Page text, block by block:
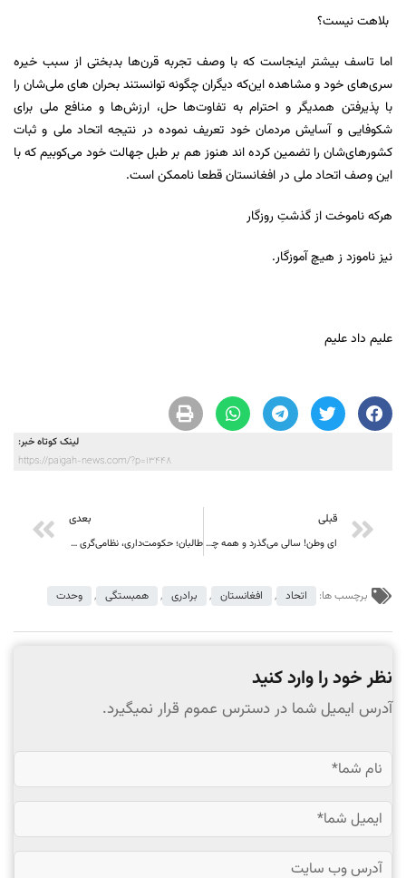
بلاهت نیست؟
اما تاسف بیشتر اینجاست که با وصف تجربه قرن‌ها بدبختی از سبب خیره
سری‌های خود و مشاهده این‌که دیگران چگونه توانستند بحران های ملی‌شان را
با پذیرفتن همدیگر و احترام به تفاوت‌ها حل، ارزش‌ها و منافع ملی برای
شکوفایی و آسایش مردمان خود تعریف نموده در نتیجه اتحاد ملی و ثبات
کشورهای‌شان را تضمین کرده اند هنوز هم بر طبل جهالت خود می‌کوبیم که با
این وصف اتحاد ملی در افغانستان قطعا ناممکن است.
هرکه ناموخت از گذشتِ روزگار
نیز ناموزد ز هیچ آموزگار.
علیم داد علیم
لینک کوتاه خبر:
https://paigah-news.com/?p=13448
قبلی
ای وطن! سالی می‌گذرد و همه چیز در تو تاریک‌تر و پلیدتر می‌شود
بعدی
طالبان؛ حکومت‌داری، نظامی‌گری و امنیت
برچسب ها: اتحاد , افغانستان , برادری , همبستگی , وحدت
نظر خود را وارد کنید
آدرس ایمیل شما در دسترس عموم قرار نمیگیرد.